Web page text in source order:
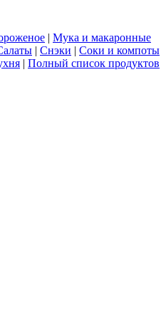
| Мука и макаронные
| Снэки | Соки и компоты
| Полный список продуктов